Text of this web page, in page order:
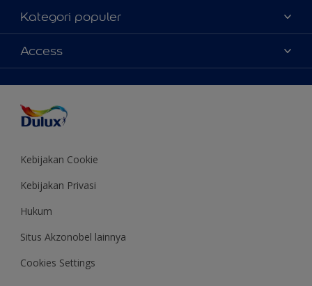
Tentang Kami
Contact us
Temukan toko
Kategori populer
Warna
Produk
Inspirasi
Saran Mendekorasi
Colour of the Year
Access
Kebijakan Cookie
Kebijakan Privasi
Hukum
Situs Akzonobel lainnya
Cookies Settings